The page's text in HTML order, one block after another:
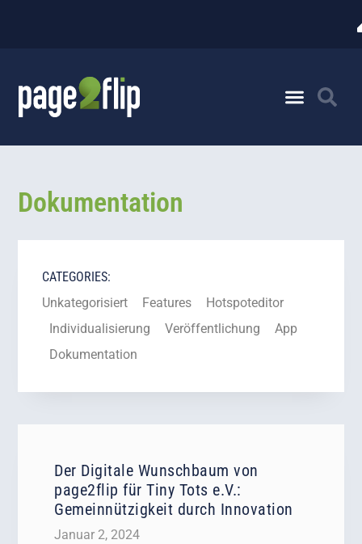
Dokumentation
CATEGORIES:
Unkategorisiert
Features
Hotspoteditor
Individualisierung
Veröffentlichung
App
Dokumentation
Der Digitale Wunschbaum von
page2flip für Tiny Tots e.V.:
Gemeinnützigkeit durch Innovation
Januar 2, 2024